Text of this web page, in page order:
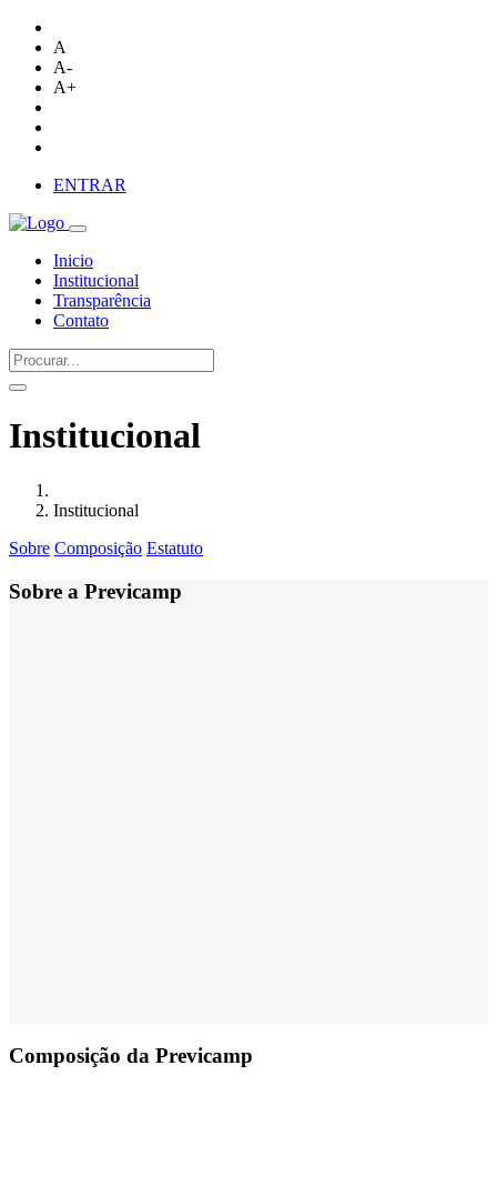
A
A-
A+
ENTRAR
Inicio
Institucional
Transparência
Contato
Institucional
Institucional
Sobre Composição Estatuto
Sobre a Previcamp
Composição da Previcamp